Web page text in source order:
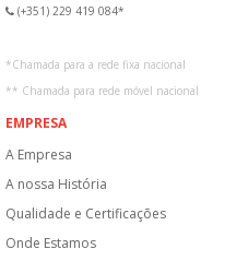
(+351) 229 419 084*
*Chamada para a rede fixa nacional
** Chamada para rede móvel nacional
EMPRESA
A Empresa
A nossa História
Qualidade e Certificações
Onde Estamos